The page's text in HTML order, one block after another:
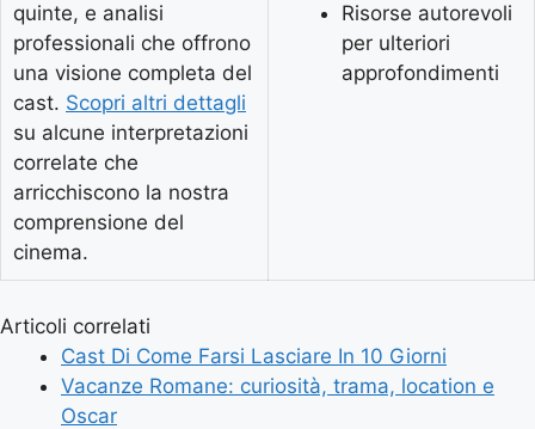
quinte, e analisi
professionali che offrono
una visione completa del
cast. Scopri altri dettagli
su alcune interpretazioni
correlate che
arricchiscono la nostra
comprensione del
cinema.
Risorse autorevoli
per ulteriori
approfondimenti
Articoli correlati
Cast Di Come Farsi Lasciare In 10 Giorni
Vacanze Romane: curiosità, trama, location e
Oscar